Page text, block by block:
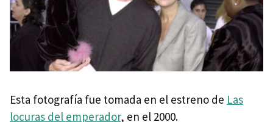
Esta fotografía fue tomada en el estreno de Las
locuras del emperador, en el 2000.